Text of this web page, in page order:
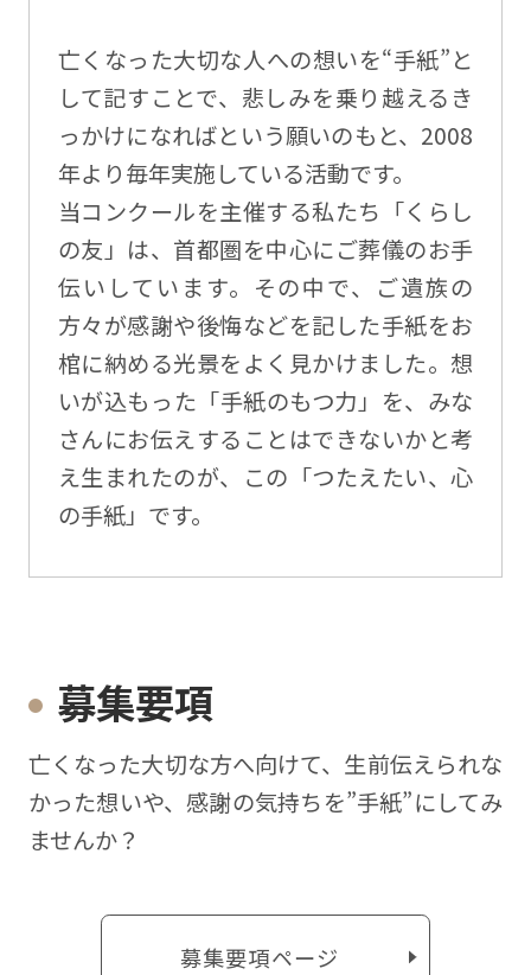
亡くなった大切な人への想いを“手紙”と
して記すことで、悲しみを乗り越えるき
っかけになればという願いのもと、2008
年より毎年実施している活動です。
当コンクールを主催する私たち「くらし
の友」は、首都圏を中心にご葬儀のお手
伝いしています。その中で、ご遺族の
方々が感謝や後悔などを記した手紙をお
棺に納める光景をよく見かけました。想
いが込もった「手紙のもつ力」を、みな
さんにお伝えすることはできないかと考
え生まれたのが、この「つたえたい、心
の手紙」です。
募集要項
亡くなった⼤切な⽅へ向けて、⽣前伝えられな
かった想いや、感謝の気持ちを”⼿紙”にしてみ
ませんか？
募集要項ページ